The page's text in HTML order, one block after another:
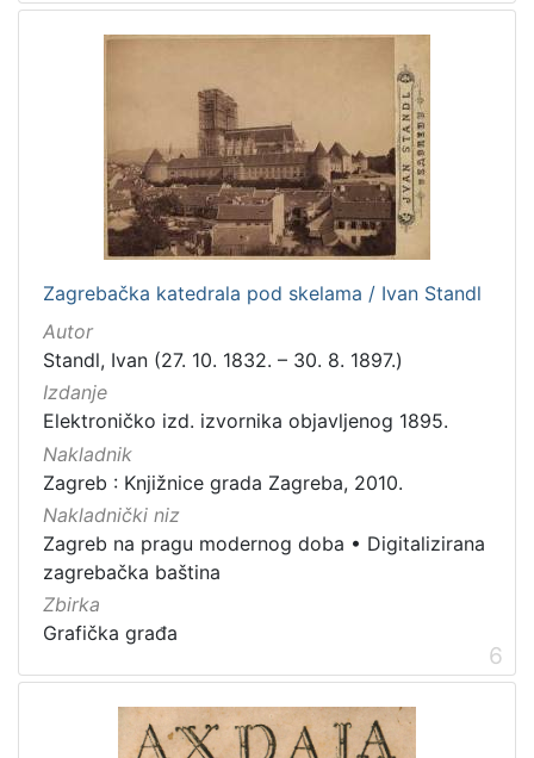
Zagrebačka katedrala pod skelama / Ivan Standl
Autor
Standl, Ivan (27. 10. 1832. – 30. 8. 1897.)
Izdanje
Elektroničko izd. izvornika objavljenog 1895.
Nakladnik
Zagreb : Knjižnice grada Zagreba, 2010.
Nakladnički niz
Zagreb na pragu modernog doba • Digitalizirana
zagrebačka baština
Zbirka
Grafička građa
6